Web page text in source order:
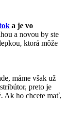
a je vo
a novou by ste
ktorá môže
máme však už
preto je
Ak ho chcete mať,